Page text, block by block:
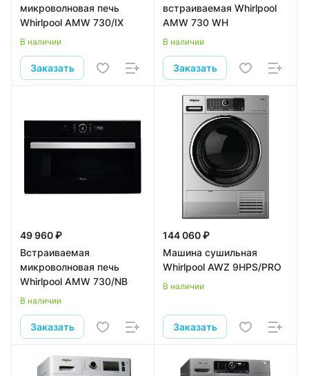
микроволновая печь
Whirlpool AMW 730/IX
В наличии
Заказать
встраиваемая Whirlpool
AMW 730 WH
В наличии
Заказать
49 960 ₽
Встраиваемая
микроволновая печь
Whirlpool AMW 730/NB
В наличии
Заказать
144 060 ₽
Машина сушильная
Whirlpool AWZ 9HPS/PRO
В наличии
Заказать